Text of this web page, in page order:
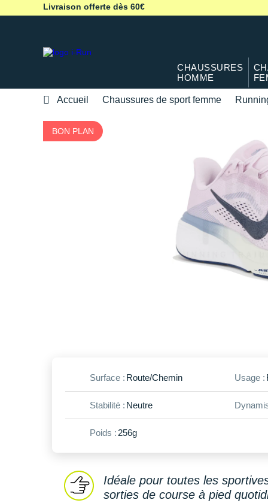
Livraison offerte dès 60€
CHAUSSURES
HOMME
Accueil Chaussures de sport femme
Idéale pour toutes les
sorties de course à pied
Surface : Route/Chemin Usage :
Stabilité : Neutre
Poids : 256g
BON PLAN